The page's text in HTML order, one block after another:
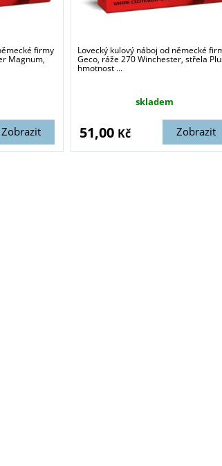
firmy
Magnum,
Zobrazit
Lovecký kulový náboj od německé
Geco, ráže 270 Winchester, střela
hmotnost ...
skladem
Zobrazit
51,00 Kč